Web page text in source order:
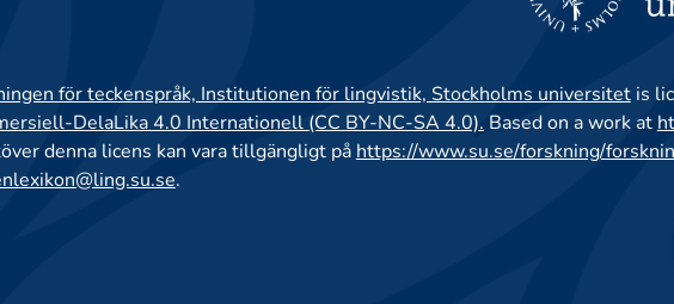
för teckenspråk, Institutionen för lingvistik, Stockholms universitetis
DelaLika 4.0 Internationell (CC BY-NC-SA 4.0). Based on a work at
denna licens kan vara tillgängligt på https://www.su.se/forskning/
.